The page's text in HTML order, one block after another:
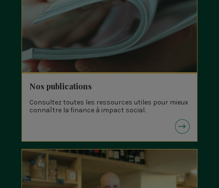
Nos publications
Consultez toutes les ressources utiles pour mieux
connaître la finance à impact social.